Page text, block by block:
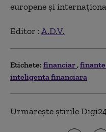
europene și
Editor :A.D.V.
Etichete: financiar finante
inteligenta financiara
Urmărește știrile